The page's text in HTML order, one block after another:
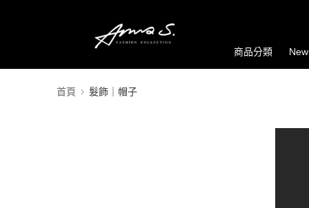
商品分類 New
首頁 髮飾｜帽子